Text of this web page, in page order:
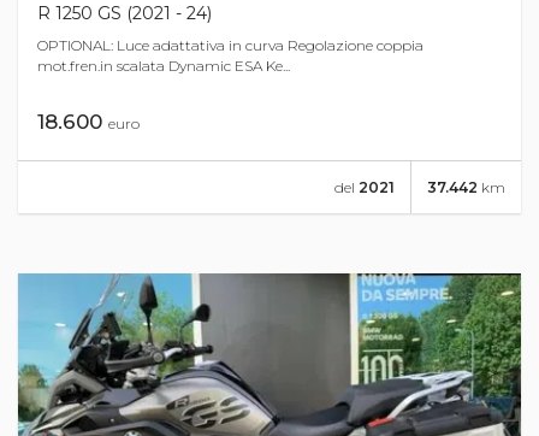
R 1250 GS (2021 - 24)
OPTIONAL: Luce adattativa in curva Regolazione coppia
mot.fren.in scalata Dynamic ESA Ke...
18.600 euro
37.442 km
del 2021